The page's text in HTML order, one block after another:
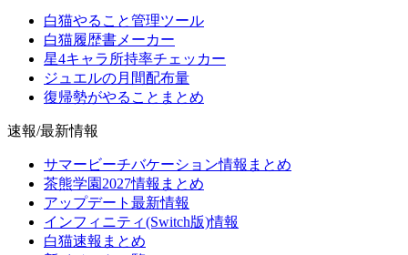
白猫やること管理ツール
白猫履歴書メーカー
星4キャラ所持率チェッカー
ジュエルの月間配布量
復帰勢がやることまとめ
速報/最新情報
サマービーチバケーション情報まとめ
茶熊学園2027情報まとめ
アップデート最新情報
インフィニティ(Switch版)情報
白猫速報まとめ